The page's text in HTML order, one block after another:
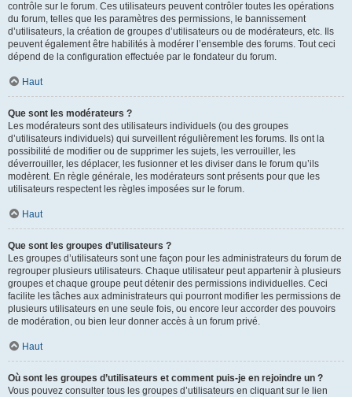
contrôle sur le forum. Ces utilisateurs peuvent contrôler toutes les opérations
du forum, telles que les paramètres des permissions, le bannissement
d’utilisateurs, la création de groupes d’utilisateurs ou de modérateurs, etc. Ils
peuvent également être habilités à modérer l’ensemble des forums. Tout ceci
dépend de la configuration effectuée par le fondateur du forum.
Haut
Que sont les modérateurs ?
Les modérateurs sont des utilisateurs individuels (ou des groupes
d’utilisateurs individuels) qui surveillent régulièrement les forums. Ils ont la
possibilité de modifier ou de supprimer les sujets, les verrouiller, les
déverrouiller, les déplacer, les fusionner et les diviser dans le forum qu’ils
modèrent. En règle générale, les modérateurs sont présents pour que les
utilisateurs respectent les règles imposées sur le forum.
Haut
Que sont les groupes d’utilisateurs ?
Les groupes d’utilisateurs sont une façon pour les administrateurs du forum de
regrouper plusieurs utilisateurs. Chaque utilisateur peut appartenir à plusieurs
groupes et chaque groupe peut détenir des permissions individuelles. Ceci
facilite les tâches aux administrateurs qui pourront modifier les permissions de
plusieurs utilisateurs en une seule fois, ou encore leur accorder des pouvoirs
de modération, ou bien leur donner accès à un forum privé.
Haut
Où sont les groupes d’utilisateurs et comment puis-je en rejoindre un ?
Vous pouvez consulter tous les groupes d’utilisateurs en cliquant sur le lien